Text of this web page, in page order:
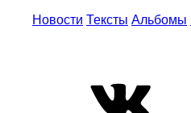
Новости Тексты Альбомы